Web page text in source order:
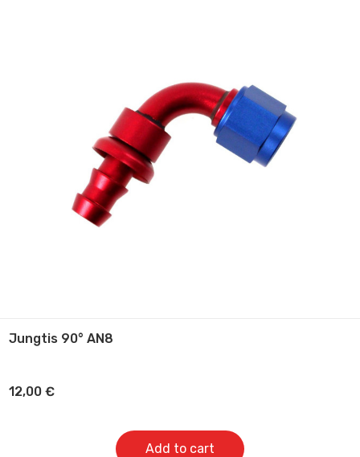
Jungtis 90° AN8
12,00 €
Add to cart